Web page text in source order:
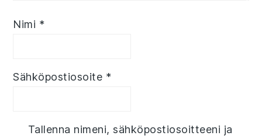
Nimi *
Sähköpostiosoite *
Tallenna nimeni, sähköpostiosoitteeni ja